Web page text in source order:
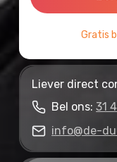
Gratis
Liever direct
Bel ons:31
info@de-